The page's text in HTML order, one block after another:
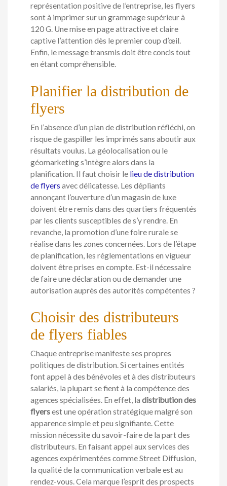
représentation positive de l’entreprise, les flyers
sont à imprimer sur un grammage supérieur à
120 G. Une mise en page attractive et claire
captive l’attention dès le premier coup d’œil.
Enfin, le message transmis doit être concis tout
en étant compréhensible.
Planifier la distribution de
flyers
En l’absence d’un plan de distribution réfléchi, on
risque de gaspiller les imprimés sans aboutir aux
résultats voulus. La géolocalisation ou le
géomarketing s’intègre alors dans la
planification. Il faut choisir le lieu de distribution
de flyers avec délicatesse. Les dépliants
annonçant l’ouverture d’un magasin de luxe
doivent être remis dans des quartiers fréquentés
par les clients susceptibles de s’y rendre. En
revanche, la promotion d’une foire rurale se
réalise dans les zones concernées. Lors de l’étape
de planification, les réglementations en vigueur
doivent être prises en compte. Est-il nécessaire
de faire une déclaration ou de demander une
autorisation auprès des autorités compétentes ?
Choisir des distributeurs
de flyers fiables
Chaque entreprise manifeste ses propres
politiques de distribution. Si certaines entités
font appel à des bénévoles et à des distributeurs
salariés, la plupart se fient à la compétence des
agences spécialisées. En effet, la distribution des
flyersest une opération stratégique malgré son
apparence simple et peu signifiante. Cette
mission nécessite du savoir-faire de la part des
distributeurs. En faisant appel aux services des
agences expérimentées comme Street Diffusion,
la qualité de la communication verbale est au
rendez-vous. Cela marque l’esprit des prospects